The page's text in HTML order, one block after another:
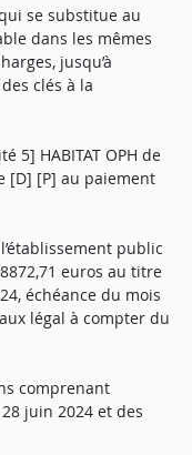
se substitue au
dans les mêmes
jusqu’à
clés à la
5] HABITAT OPH de
[D] [P] au paiement
public
euros au titre
échéance du mois
légal à compter du
comprenant
juin 2024 et des